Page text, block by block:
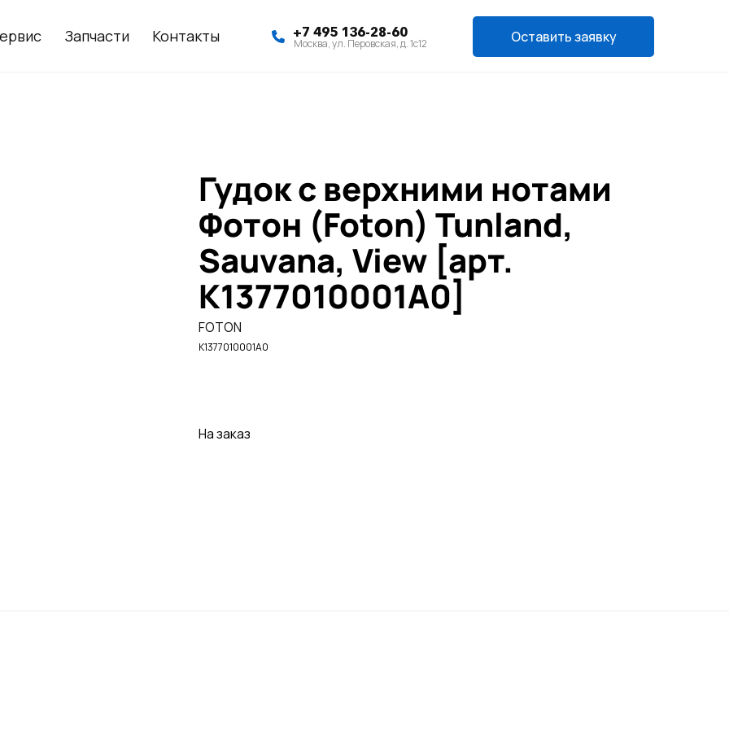
Запчасти Контакты Оставить заявку
+7 495 136-28-60
Москва, ул. Перовская, д. 1с12
Гудок с верхними нотами
Фотон (Foton) Tunland,
Sauvana, View [арт.
K1377010001A0]
FOTON
K1377010001A0
На заказ